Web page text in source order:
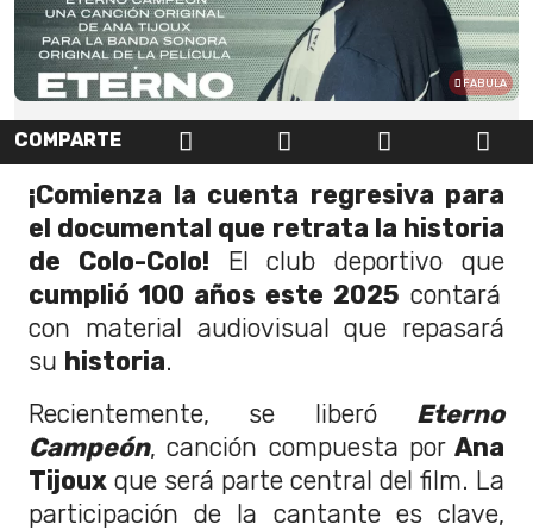
FABULA
COMPARTE
¡Comienza la cuenta regresiva para
el documental que retrata la historia
de Colo-Colo! El club deportivo que
cumplió 100 años este 2025 contará
con material audiovisual que repasará
su historia.
Recientemente, se liberó Eterno
Campeón, canción compuesta porAna
Tijoux que será parte central del film. La
participación de la cantante es clave,